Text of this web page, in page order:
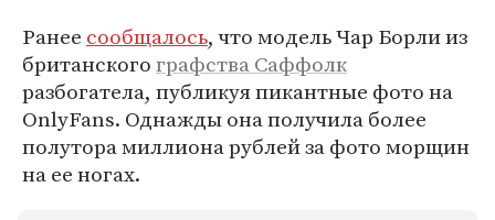
Ранее сообщалось, что модель Чар Борли из
британскогографства Саффолк
разбогатела, публикуя пикантные фото на
OnlyFans. Однажды она получила более
полутора миллиона рублей за фото морщин
на ее ногах.